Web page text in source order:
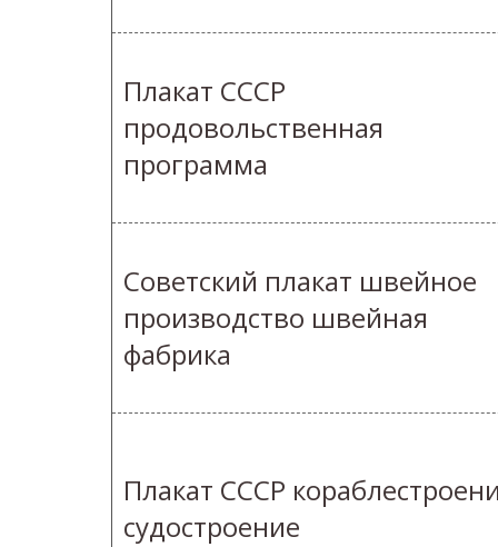
Плакат СССР
продовольственная
программа
Советский плакат швейное
производство швейная
фабрика
Плакат СССР
судостроение